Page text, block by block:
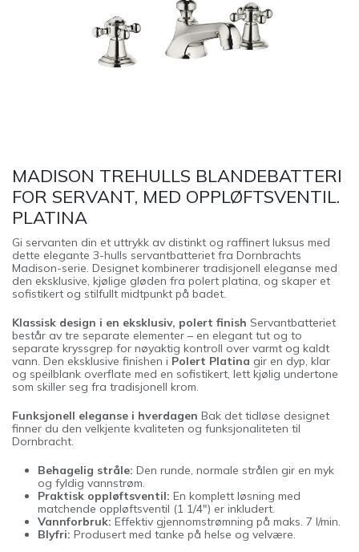
MADISON TREHULLS BLANDEBATTERI
FOR SERVANT, MED OPPLØFTSVENTIL.
PLATINA
Gi servanten din et uttrykk av distinkt og raffinert luksus med
dette elegante 3-hulls servantbatteriet fra Dornbrachts
Madison-serie. Designet kombinerer tradisjonell eleganse med
den eksklusive, kjølige gløden fra polert platina, og skaper et
sofistikert og stilfullt midtpunkt på badet.
Klassisk design i en eksklusiv, polert finish Servantbatteriet
består av tre separate elementer – en elegant tut og to
separate kryssgrep for nøyaktig kontroll over varmt og kaldt
vann. Den eksklusive finishen i Polert Platina gir en dyp, klar
og speilblank overflate med en sofistikert, lett kjølig undertone
som skiller seg fra tradisjonell krom.
Funksjonell eleganse i hverdagen Bak det tidløse designet
finner du den velkjente kvaliteten og funksjonaliteten til
Dornbracht.
Behagelig stråle: Den runde, normale strålen gir en myk
og fyldig vannstrøm.
Praktisk oppløftsventil: En komplett løsning med
matchende oppløftsventil (1 1/4") er inkludert.
Vannforbruk: Effektiv gjennomstrømning på maks. 7 l/min.
Blyfri: Produsert med tanke på helse og velvære.